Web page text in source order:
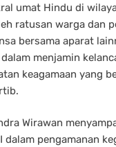
umat Hindu di
ratusan warga dan
bersama aparat
menjamin
keagamaan yang
Wirawan
dalam pengamanan